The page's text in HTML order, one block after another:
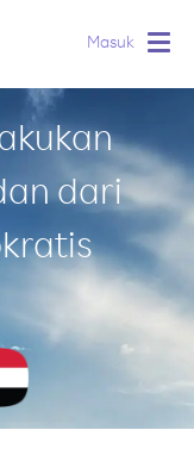
Masuk
dari